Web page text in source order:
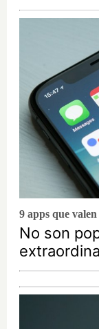
9 apps que
No son